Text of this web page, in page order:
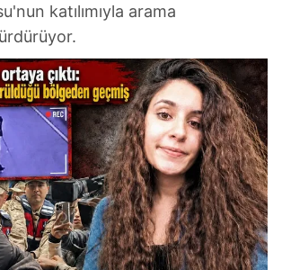
katılımıyla arama